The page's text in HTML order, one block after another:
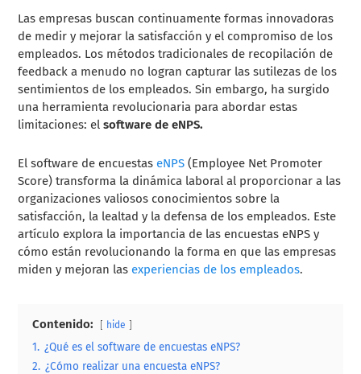
Las empresas buscan continuamente formas innovadoras
de medir y mejorar la satisfacción y el compromiso de los
empleados. Los métodos tradicionales de recopilación de
feedback a menudo no logran capturar las sutilezas de los
sentimientos de los empleados. Sin embargo, ha surgido
una herramienta revolucionaria para abordar estas
limitaciones: elsoftware de eNPS.
El software de encuestas eNPS (Employee Net Promoter
Score) transforma la dinámica laboral al proporcionar a las
organizaciones valiosos conocimientos sobre la
satisfacción, la lealtad y la defensa de los empleados. Este
artículo explora la importancia de las encuestas eNPS y
cómo están revolucionando la forma en que las empresas
miden y mejoran las experiencias de los empleados.
Contenido: hide
1. ¿Qué es el software de encuestas eNPS?
2. ¿Cómo realizar una encuesta eNPS?